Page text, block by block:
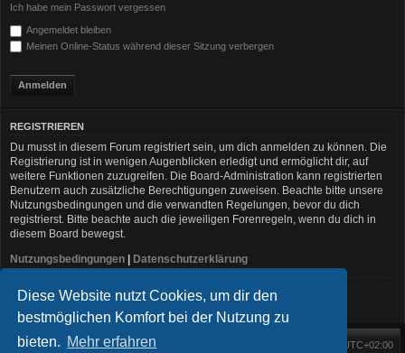
Diese Website nutzt Cookies, um dir den
bestmöglichen Komfort bei der Nutzung zu
bieten. Mehr erfahren
Ich habe mein Passwort vergessen
Angemeldet bleiben
Meinen Online-Status während dieser Sitzung verbergen
REGISTRIEREN
Du musst in diesem Forum registriert sein, um dich anmelden zu können. Die
Registrierung ist in wenigen Augenblicken erledigt und ermöglicht dir, auf
weitere Funktionen zuzugreifen. Die Board-Administration kann registrierten
Benutzern auch zusätzliche Berechtigungen zuweisen. Beachte bitte unsere
Nutzungsbedingungen und die verwandten Regelungen, bevor du dich
registrierst. Bitte beachte auch die jeweiligen Forenregeln, wenn du dich in
diesem Board bewegst.
Nutzungsbedingungen | Datenschutzerklärung
Registrieren
Startseite Foren-Übersicht UTC+02:00